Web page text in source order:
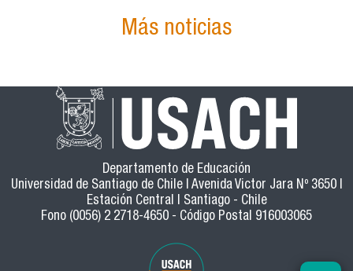
Más noticias
Departamento de Educación
Universidad de Santiago de Chile | Avenida Victor Jara Nº 3650 |
Estación Central | Santiago - Chile
Fono (0056) 2 2718-4650 - Código Postal 916003065